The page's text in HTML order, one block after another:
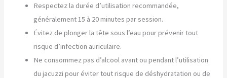
Respectez la durée d’utilisation recommandée,
généralement 15 à 20 minutes par session.
Évitez de plonger la tête sous l’eau pour prévenir tout
risque d’infection auriculaire.
Ne consommez pas d’alcool avant ou pendant l’utilisation
du jacuzzi pour éviter tout risque de déshydratation ou de